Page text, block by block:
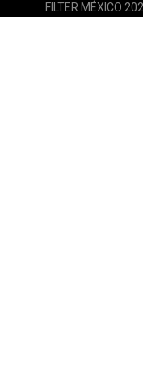
FILTER MÉXICO